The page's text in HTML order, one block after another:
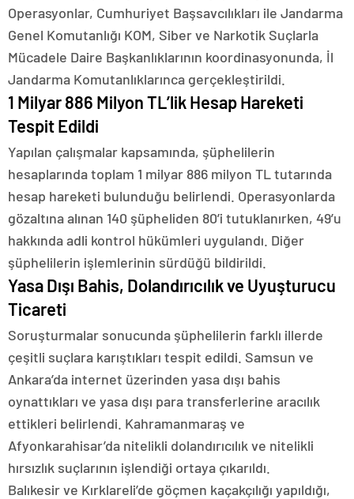
Operasyonlar, Cumhuriyet Başsavcılıkları ile Jandarma
Genel Komutanlığı KOM, Siber ve Narkotik Suçlarla
Mücadele Daire Başkanlıklarının koordinasyonunda, İl
Jandarma Komutanlıklarınca gerçekleştirildi.
1 Milyar 886 Milyon TL’lik Hesap Hareketi
Tespit Edildi
Yapılan çalışmalar kapsamında, şüphelilerin
hesaplarında toplam 1 milyar 886 milyon TL tutarında
hesap hareketi bulunduğu belirlendi. Operasyonlarda
gözaltına alınan 140 şüpheliden 80’i tutuklanırken, 49’u
hakkında adli kontrol hükümleri uygulandı. Diğer
şüphelilerin işlemlerinin sürdüğü bildirildi.
Yasa Dışı Bahis, Dolandırıcılık ve Uyuşturucu
Ticareti
Soruşturmalar sonucunda şüphelilerin farklı illerde
çeşitli suçlara karıştıkları tespit edildi. Samsun ve
Ankara’da internet üzerinden yasa dışı bahis
oynattıkları ve yasa dışı para transferlerine aracılık
ettikleri belirlendi. Kahramanmaraş ve
Afyonkarahisar’da nitelikli dolandırıcılık ve nitelikli
hırsızlık suçlarının işlendiği ortaya çıkarıldı.
Balıkesir ve Kırklareli’de göçmen kaçakçılığı yapıldığı,